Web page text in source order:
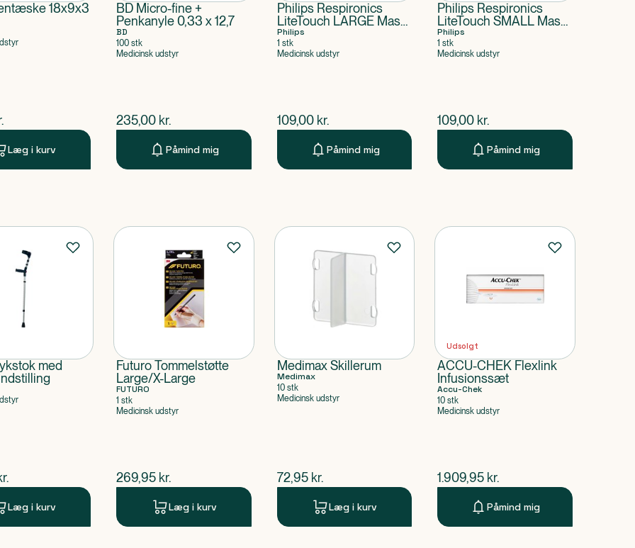
18x9x3
pris
Læg i kurv
BD Micro-fine +
Penkanyle 0,33 x 12,7
BD
100 stk
Medicinsk udstyr
$nuværende pris
235,00 kr.
Påmind mig
Philips Respironics
LiteTouch LARGE Mask
5 år-voksen.
Philips
1 stk
Medicinsk udstyr
$nuværende pris
109,00 kr.
Påmind mig
Philips Respironics
LiteTouch SMALL Mask
0-18 mdr.
Philips
1 stk
Medicinsk udstyr
$nuværende pris
109,00 kr.
Påmind mig
med
pris
Læg i kurv
Futuro Tommelstøtte
Large/X-Large
FUTURO
1 stk
Medicinsk udstyr
$nuværende pris
269,95 kr.
Læg i kurv
Medimax Skillerum
Medimax
10 stk
Medicinsk udstyr
$nuværende pris
72,95 kr.
Læg i kurv
Udsolgt
ACCU-CHEK Flexlink
Infusionssæt
Accu-Chek
10 stk
Medicinsk udstyr
$nuværende pris
1.909,95 kr.
Påmind mig